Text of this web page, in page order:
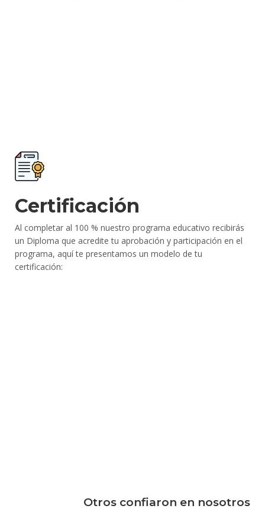
Certificación
Al completar al 100 % nuestro programa educativo recibirás
un Diploma que acredite tu aprobación y participación en el
programa, aquí te presentamos un modelo de tu
certificación:
Otros confiaron en nosotros